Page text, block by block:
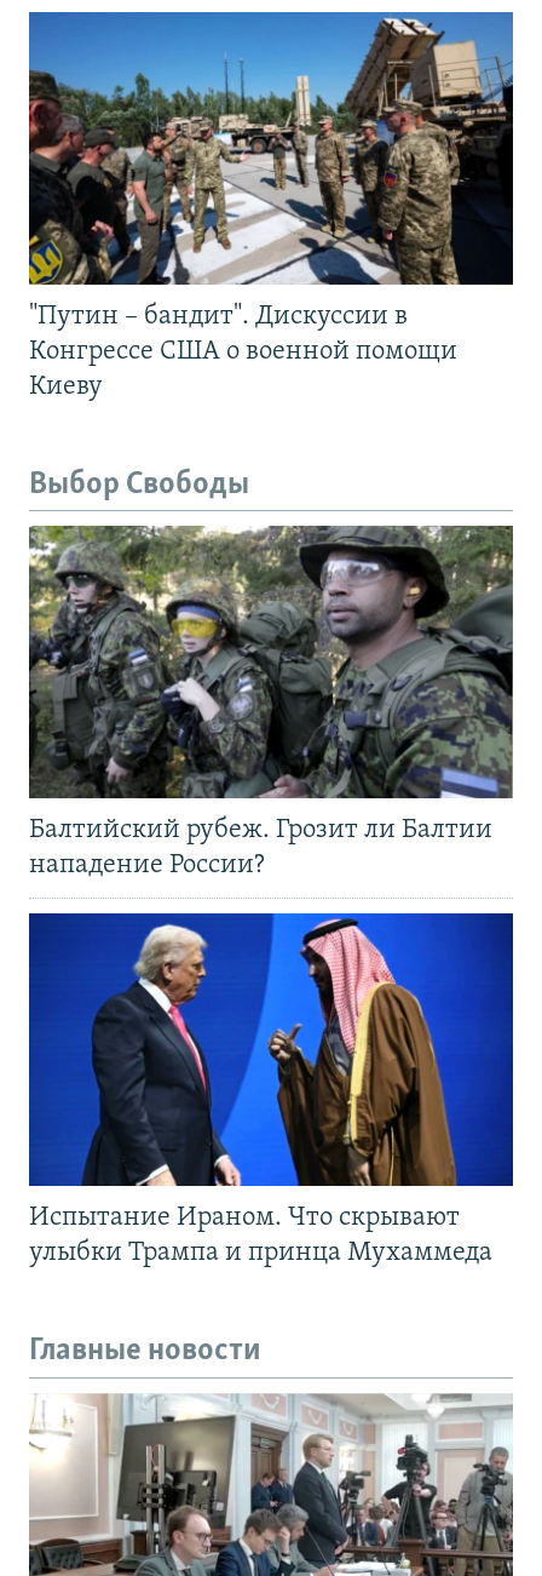
"Путин – бандит". Дискуссии в
Конгрессе США о военной помощи
Киеву
Выбор Свободы
Балтийский рубеж. Грозит ли Балтии
нападение России?
Испытание Ираном. Что скрывают
улыбки Трампа и принца Мухаммеда
Главные новости